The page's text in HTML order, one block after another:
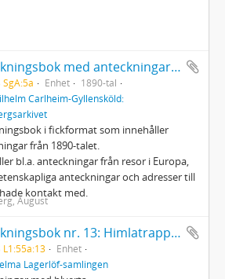
Anteckningsbok med anteckningar av Strindberg
SgA:5a Enhet
1890-tal
Carlheim-Gyllensköld:
i fickformat som innehåller
från 1890-talet.
bl.a. anteckningar från resor i Europa,
anteckningar och adresser till
kontakt med.
August
Anteckningsbok nr. 13: Himlatrappan m.m.
L1:55a:13
Enhet
Lagerlöf-samlingen